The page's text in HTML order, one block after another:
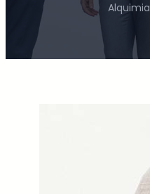
Alquimia